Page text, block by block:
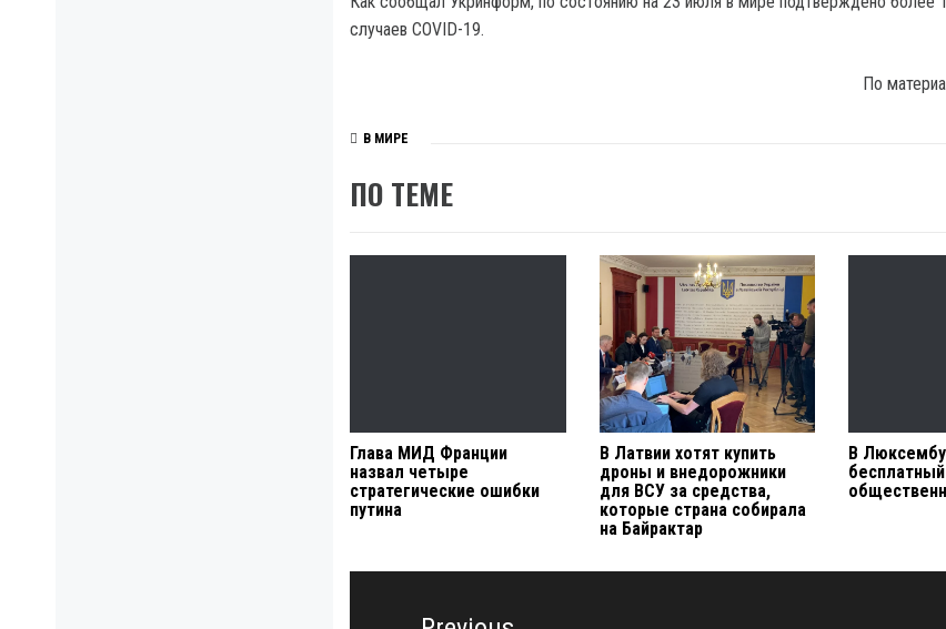
случаев COVID-19.
По
В МИРЕ
ПО ТЕМЕ
Глава МИД Франции
назвал четыре
стратегические ошибки
путина
В Латвии хотят купить
дроны и внедорожники
для ВСУ за средства,
которые страна собирала
на Байрактар
В
бесплатный
Навигация